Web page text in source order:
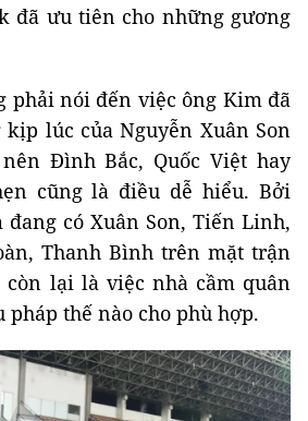
đã ưu tiên cho những gương
phải nói đến việc ông Kim đã
lúc của Nguyễn Xuân Son
Đình Bắc, Quốc Việt hay
cũng là điều dễ hiểu. Bởi
có Xuân Son, Tiến Linh,
Thanh Bình trên mặt trận
còn lại là việc nhà cầm quân
pháp thế nào cho phù hợp.